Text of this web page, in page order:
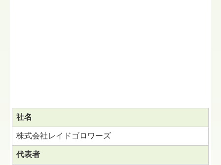
社名
株式会社レイドゴロワーズ
代表者